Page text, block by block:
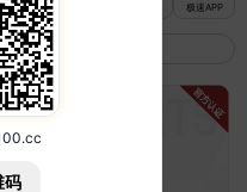
快速到账 极速APP
码